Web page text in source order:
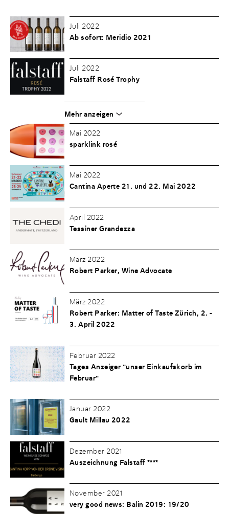
Juli 2022
Ab sofort: Meridio 2021
Juli 2022
Falstaff Rosé Trophy
Mehr anzeigen
Mai 2022
sparklink rosé
Mai 2022
Cantina Aperte 21. und 22. Mai 2022
April 2022
Tessiner Grandezza
März 2022
Robert Parker, Wine Advocate
März 2022
Robert Parker: Matter of Taste Zürich, 2. -
3. April 2022
Februar 2022
Tages Anzeiger "unser Einkaufskorb im
Februar"
Januar 2022
Gault Millau 2022
Dezember 2021
Auszeichnung Falstaff ****
November 2021
very good news: Balin 2019: 19/20